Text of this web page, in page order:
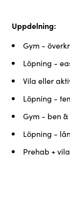
Uppdelning:
Gym -
Löpning -
Vila eller
Löpning -
Gym - ben
Löpning -
Prehab +